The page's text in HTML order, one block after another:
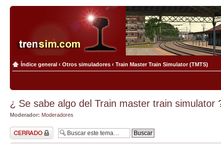
Índice general ‹ Otros simuladores ‹ Train Master Train Simulator (TMTS)
¿ Se sabe algo del Train master train simulator
Moderador: Moderadores
Tema cerrado